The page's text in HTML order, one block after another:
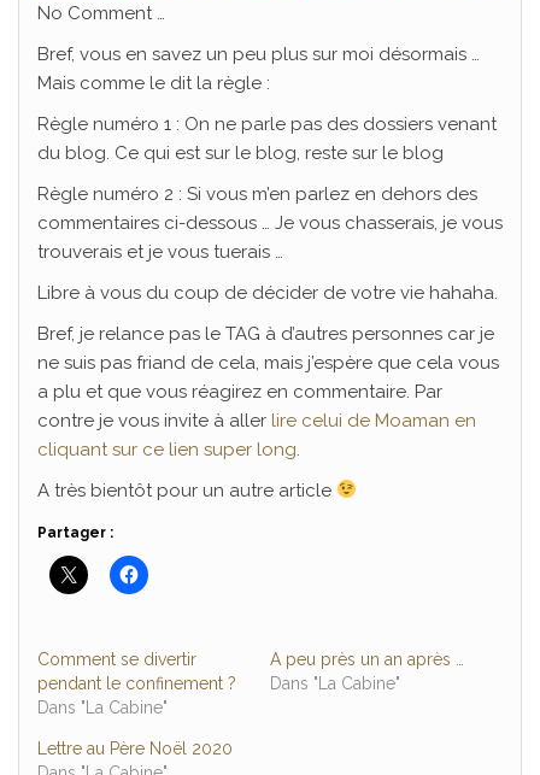
No Comment …
Bref, vous en savez un peu plus sur moi désormais …
Mais comme le dit la règle :
Règle numéro 1 : On ne parle pas des dossiers venant
du blog. Ce qui est sur le blog, reste sur le blog
Règle numéro 2 : Si vous m’en parlez en dehors des
commentaires ci-dessous … Je vous chasserais, je vous
trouverais et je vous tuerais …
Libre à vous du coup de décider de votre vie hahaha.
Bref, je relance pas le TAG à d’autres personnes car je
ne suis pas friand de cela, mais j’espère que cela vous
a plu et que vous réagirez en commentaire. Par
contre je vous invite à aller lire celui de Moaman en
cliquant sur ce lien super long.
A très bientôt pour un autre article
Partager :
Comment se divertir
pendant le confinement ?
Dans "La Cabine"
A peu près un an après …
Dans "La Cabine"
Lettre au Père Noël 2020